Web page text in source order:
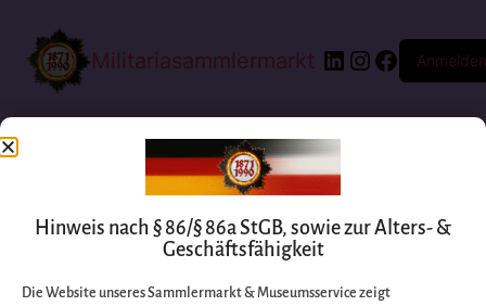
Militariasammlermarkt Anmelden
Hinweis nach § 86/§ 86a StGB, sowie zur Alters- &
Geschäftsfähigkeit
Die Website unseres Sammlermarkt & Museumsservice zeigt